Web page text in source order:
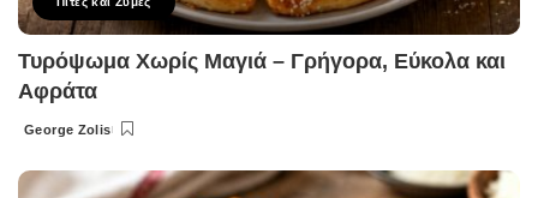
Τυρόψωμα Χωρίς Μαγιά – Γρήγορα, Εύκολα και
Αφράτα
Posted
George Zolis